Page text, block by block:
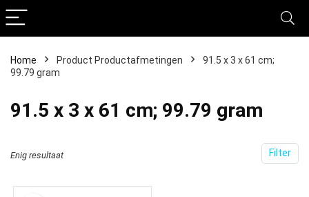
Home Product Productafmetingen
‎91.5 x 3 x 61 cm;
99.79 gram
‎91.5 x 3 x 61 cm; 99.79 gram
Filter
Enig resultaat